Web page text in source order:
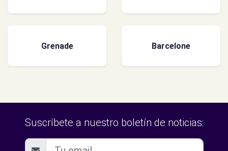
Grenade Barcelone
Suscríbete a nuestro boletín de noticias: